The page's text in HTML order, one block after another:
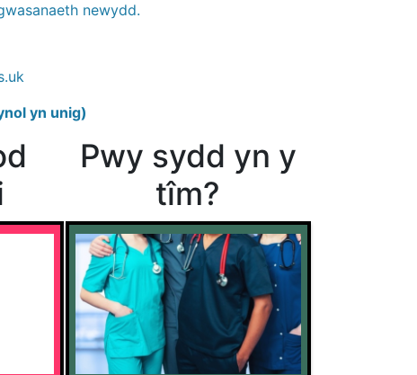
newydd.
yn unig)
Pwy sydd yn y
tîm?